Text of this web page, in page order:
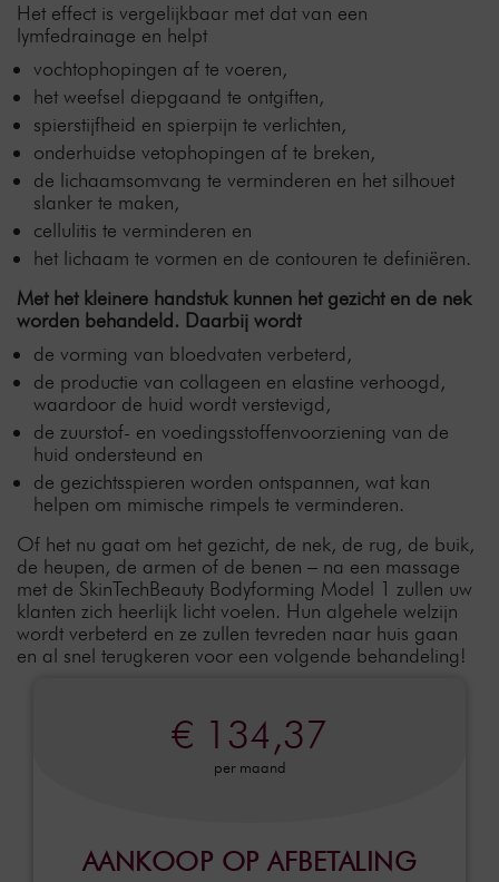
Het effect is vergelijkbaar met dat van een
lymfedrainage en helpt
vochtophopingen af te voeren,
het weefsel diepgaand te ontgiften,
spierstijfheid en spierpijn te verlichten,
onderhuidse vetophopingen af te breken,
de lichaamsomvang te verminderen en het silhouet
slanker te maken,
cellulitis te verminderen en
het lichaam te vormen en de contouren te definiëren.
Met het kleinere handstuk kunnen het gezicht en de nek
worden behandeld. Daarbij wordt
de vorming van bloedvaten verbeterd,
de productie van collageen en elastine verhoogd,
waardoor de huid wordt verstevigd,
de zuurstof- en voedingsstoffenvoorziening van de
huid ondersteund en
de gezichtsspieren worden ontspannen, wat kan
helpen om mimische rimpels te verminderen.
Of het nu gaat om het gezicht, de nek, de rug, de buik,
de heupen, de armen of de benen – na een massage
met de SkinTechBeauty Bodyforming Model 1 zullen uw
klanten zich heerlijk licht voelen. Hun algehele welzijn
wordt verbeterd en ze zullen tevreden naar huis gaan
en al snel terugkeren voor een volgende behandeling!
€ 134,37
per maand
AANKOOP OP AFBETALING